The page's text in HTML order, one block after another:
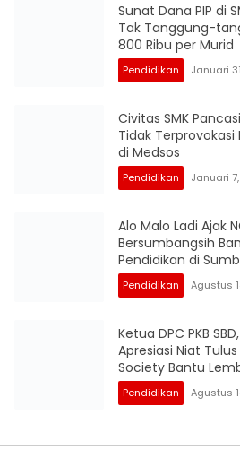
Sunat Dana PIP di
Tak Tanggung-
800 Ribu per Murid
Pendidikan Januari
Civitas SMK
Tidak Terprovokasi
di Medsos
Pendidikan Januari
Alo Malo Ladi Ajak
Bersumbangsih
Pendidikan di
Pendidikan Agustus
Ketua DPC PKB
Apresiasi Niat
Society Bantu
Sumba
Pendidikan Agustus